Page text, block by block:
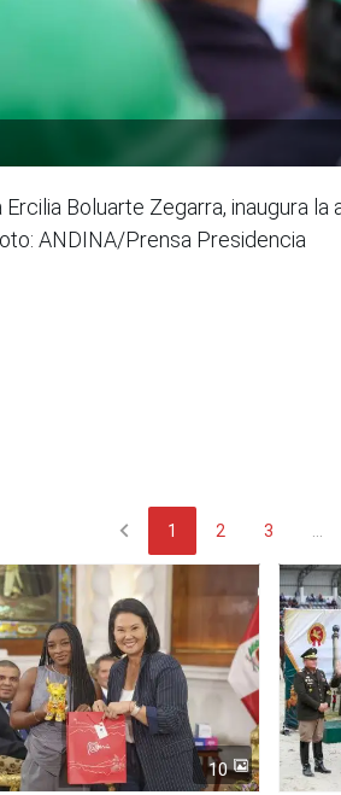
Boluarte Zegarra, inaugura
ANDINA/Prensa Presidencia
chevron_left 1 2 3
10